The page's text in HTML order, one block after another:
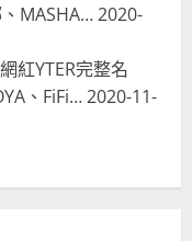
MASHA…2020-
紅YTER完整名
、FiFi…2020-11-
林餐廳！加州賭
人潮影片盤點